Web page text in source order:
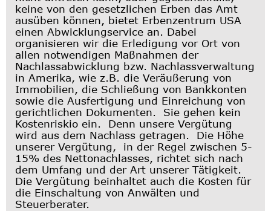
keine von den gesetzlichen Erben das Amt
ausüben können, bietet Erbenzentrum USA
einen Abwicklungservice an. Dabei
organisieren wir die Erledigung vor Ort von
allen notwendigen Maßnahmen der
Nachlassabwicklung bzw. Nachlassverwaltung
in Amerika, wie z.B. die Veräußerung von
Immobilien, die Schließung von Bankkonten
sowie die Ausfertigung und Einreichung von
gerichtlichen Dokumenten. Sie gehen kein
Kostenriskio ein. Denn unsere Vergütung
wird aus dem Nachlass getragen. Die Höhe
unserer Vergütung, in der Regel zwischen 5-
15% des Nettonachlasses, richtet sich nach
dem Umfang und der Art unserer Tätigkeit.
Die Vergütung beinhaltet auch die Kosten für
die Einschaltung von Anwälten und
Steuerberater.